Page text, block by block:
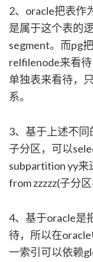
2、oracle把表作
是属于这个表的
segment。而pg
relfilenode来看
单独表来看待，
系。
3、基于上述不
子分区，可以
subpartition yy来
from zzzzz(子分
4、基于oracle是
待，所以在
一索引可以依赖